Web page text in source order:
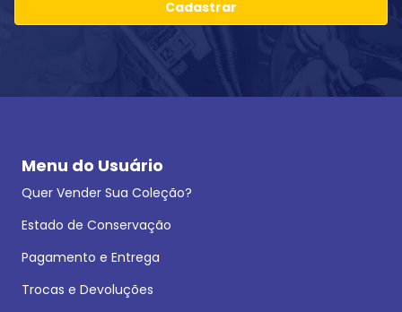
Cadastrar
Menu do Usuário
Quer Vender Sua Coleção?
Estado de Conservação
Pagamento e Entrega
Trocas e Devoluções